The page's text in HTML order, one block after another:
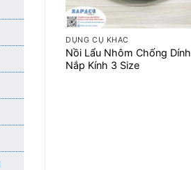
+
DỤNG CỤ KHÁC
Nồi Lẩu Nhôm Chống Dính
Nắp Kính 3 Size